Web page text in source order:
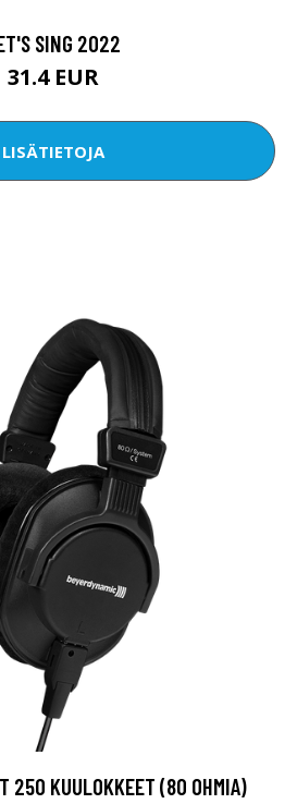
SING 2022
31.4 EUR
LISÄTIETOJA
250 KUULOKKEET (80 OHMIA)